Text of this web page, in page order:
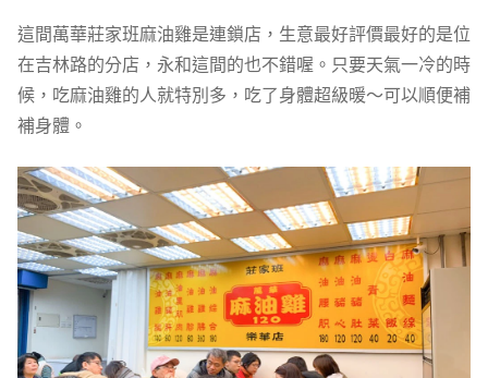
這間萬華莊家班麻油雞是連鎖店，生意最好評價最好的是位
在吉林路的分店，永和這間的也不錯喔。只要天氣一冷的時
候，吃麻油雞的人就特別多，吃了身體超級暖～可以順便補
補身體。